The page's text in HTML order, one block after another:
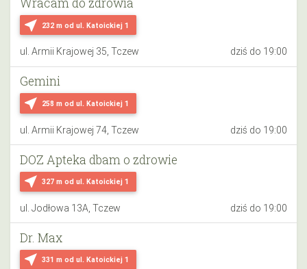
near_me 232 m od ul. Katoickiej 1
ul. Armii Krajowej 35, Tczew dziś do 19:00
near_me 258 m od ul. Katoickiej 1
Gemini
ul. Armii Krajowej 74, Tczew dziś do 19:00
near_me 327 m od ul. Katoickiej 1
DOZ Apteka dbam o zdrowie
ul. Jodłowa 13A, Tczew dziś do 19:00
near_me 331 m od ul. Katoickiej 1
Dr. Max